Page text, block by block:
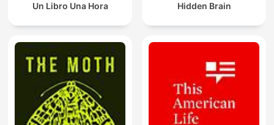
Un Libro Una Hora Hidden Brain